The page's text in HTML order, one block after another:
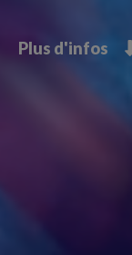
Plus d'infos